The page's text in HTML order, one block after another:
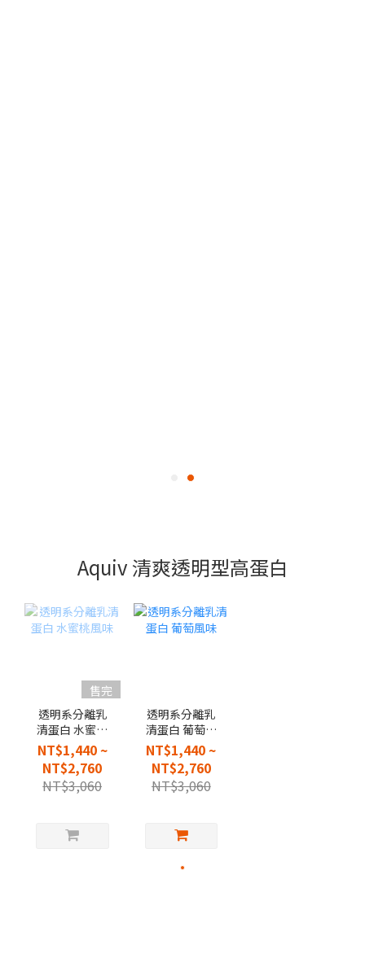
Aquiv 清爽透明型高蛋白
售完
透明系分離乳
清蛋白 水蜜桃
風味
NT$1,440 ~
NT$2,760
NT$3,060
透明系分離乳
清蛋白 葡萄風
味
NT$1,440 ~
NT$2,760
NT$3,060